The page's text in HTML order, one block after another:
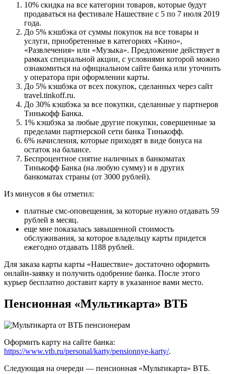
10% скидка на все категории товаров, которые будут
продаваться на фестивале Нашествие с 5 по 7 июля 2019
года.
До 5% кэшбэка от суммы покупок на все товары и
услуги, приобретенные в категориях «Кино»,
«Развлечения» или «Музыка». Предложение действует в
рамках специальной акции, с условиями которой можно
ознакомиться на официальном сайте банка или уточнить
у оператора при оформлении карты.
До 5% кэшбэка от всех покупок, сделанных через сайт
travel.tinkoff.ru.
До 30% кэшбэка за все покупки, сделанные у партнеров
Тинькофф Банка.
1% кэшбэка за любые другие покупки, совершенные за
пределами партнерской сети банка Тинькофф.
6% начисления, которые приходят в виде бонуса на
остаток на балансе.
Беспроцентное снятие наличных в банкоматах
Тинькофф Банка (на любую сумму) и в других
банкоматах страны (от 3000 рублей).
Из минусов я бы отметил:
платные смс-оповещения, за которые нужно отдавать 59
рублей в месяц.
еще мне показалась завышенной стоимость
обслуживания, за которое владельцу карты придется
ежегодно отдавать 1188 рублей.
Для заказа карты карты «Нашествие» достаточно оформить
онлайн-заявку и получить одобрение банка. После этого
курьер бесплатно доставит карту в указанное вами место.
Пенсионная «Мультикарта» ВТБ
Оформить карту на сайте банка:
https://www.vtb.ru/personal/karty/pensionnye-karty/.
Следующая на очереди — пенсионная «Мультикарта» ВТБ.